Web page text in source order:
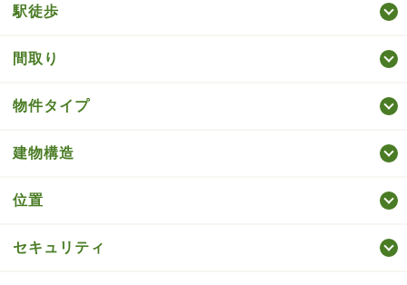
駅徒歩
間取り
物件タイプ
建物構造
位置
セキュリティ